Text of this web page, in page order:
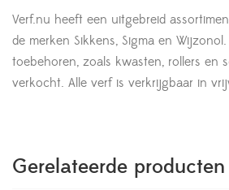
Verf.nu heeft een uitgebreid
de merken Sikkens, Sigma en
toebehoren, zoals kwasten, rollers en
verkocht. Alle verf is verkrijgbaar in
Gerelateerde producten